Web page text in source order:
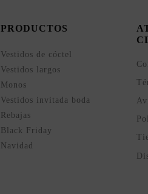
PRODUCTOS
Vestidos de cóctel
Vestidos largos
Monos
Vestidos invitada boda
Rebajas
Black Friday
Navidad